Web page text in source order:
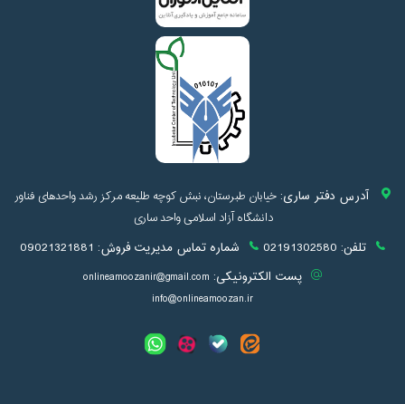
آدرس دفتر ساری:خیابان طبرستان، نبش کوچه طلیعه مرکز رشد واحدهای فناور
دانشگاه آزاد اسلامی واحد ساری
تلفن: 02191302580 شماره تماس مدیریت فروش: 09021321881
پست الکترونیکی: onlineamoozanir@gmail.com
info@onlineamoozan.ir